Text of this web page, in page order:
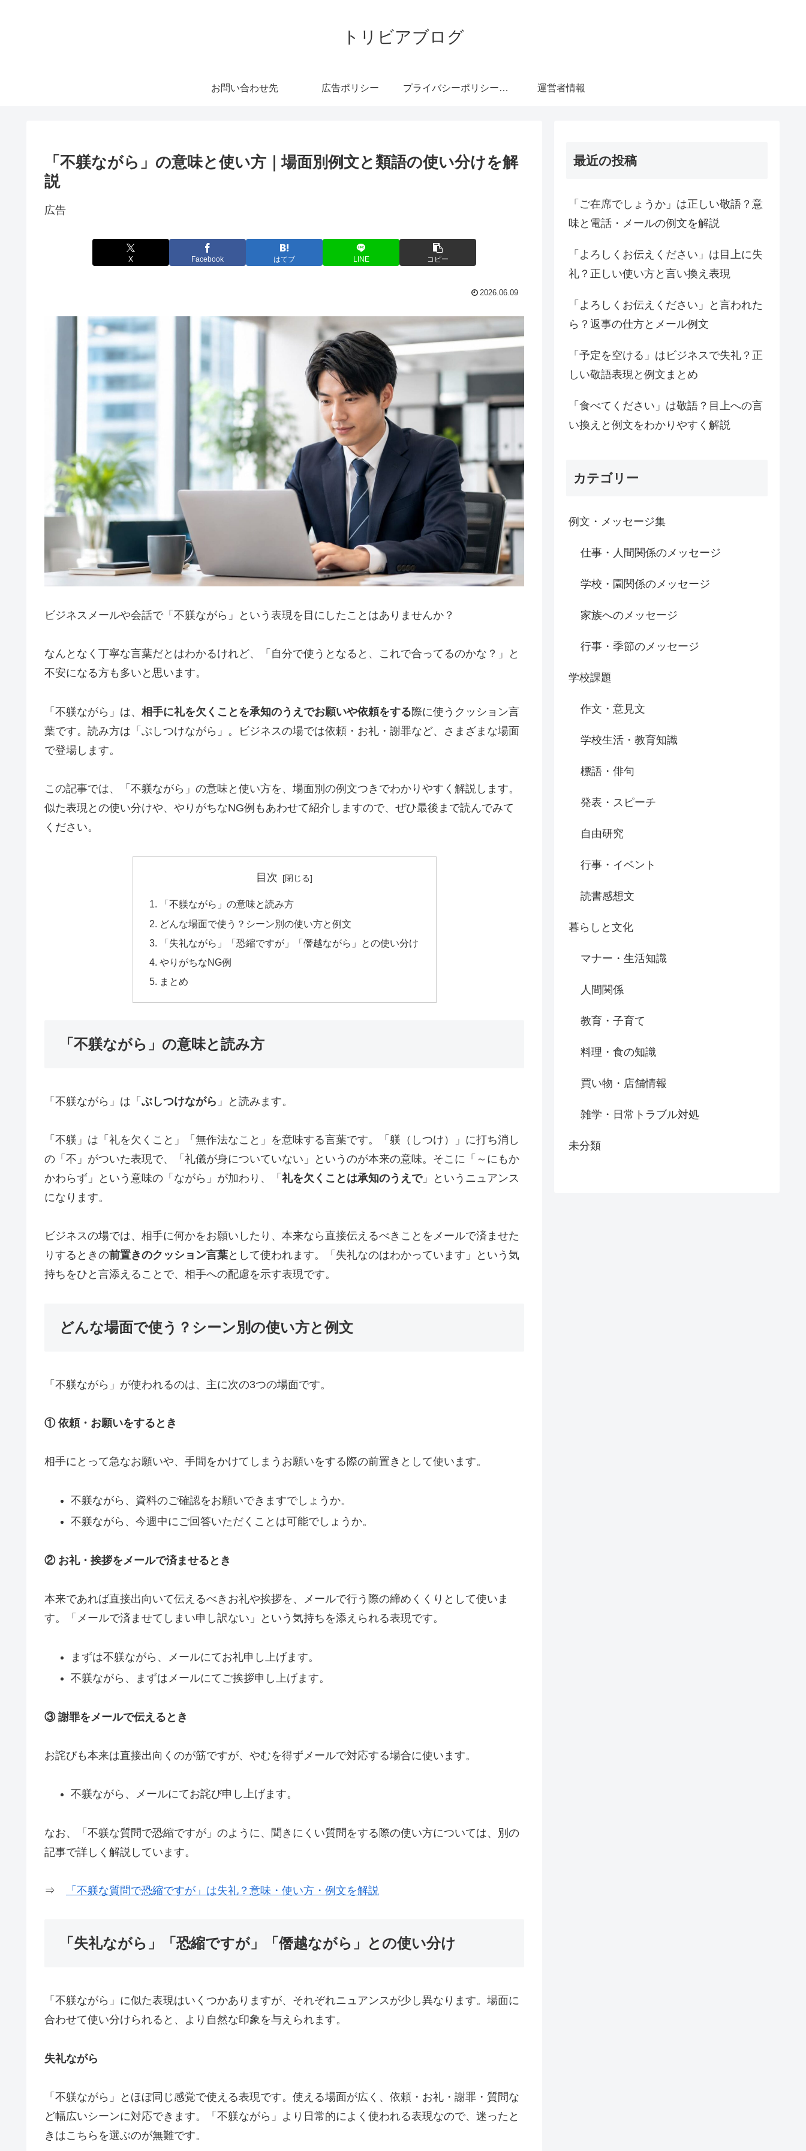
トリビアブログ
お問い合わせ先 広告ポリシー プライバシーポリシー・免責事項 運営者情報
「不躾ながら」の意味と使い方｜場面別例文と類語の使い分けを解
説
広告
X Facebook はてブ LINE コピー
2026.06.09
ビジネスメールや会話で「不躾ながら」という表現を目にしたことはありませんか？
なんとなく丁寧な言葉だとはわかるけれど、「自分で使うとなると、これで合ってるのかな？」と
不安になる方も多いと思います。
「不躾ながら」は、 相手に礼を欠くことを承知のうえでお願いや依頼をする際に使うクッション言
葉です。読み方は「ぶしつけながら」。ビジネスの場では依頼・お礼・謝罪など、さまざまな場面
で登場します。
この記事では、「不躾ながら」の意味と使い方を、場面別の例文つきでわかりやすく解説します。
似た表現との使い分けや、やりがちなNG例もあわせて紹介しますので、ぜひ最後まで読んでみて
ください。
目次
「不躾ながら」の意味と読み方
どんな場面で使う？シーン別の使い方と例文
「失礼ながら」「恐縮ですが」「僭越ながら」との使い分け
やりがちなNG例
まとめ
「不躾ながら」の意味と読み方
「不躾ながら」は「 ぶしつけながら 」と読みます。
「不躾」は「礼を欠くこと」「無作法なこと」を意味する言葉です。「躾（しつけ）」に打ち消し
の「不」がついた表現で、「礼儀が身についていない」というのが本来の意味。そこに「～にもか
かわらず」という意味の「ながら」が加わり、「 礼を欠くことは承知のうえで」というニュアンス
になります。
ビジネスの場では、相手に何かをお願いしたり、本来なら直接伝えるべきことをメールで済ませた
りするときの前置きのクッション言葉として使われます。「失礼なのはわかっています」という気
持ちをひと言添えることで、相手への配慮を示す表現です。
どんな場面で使う？シーン別の使い方と例文
「不躾ながら」が使われるのは、主に次の3つの場面です。
① 依頼・お願いをするとき
相手にとって急なお願いや、手間をかけてしまうお願いをする際の前置きとして使います。
不躾ながら、資料のご確認をお願いできますでしょうか。
不躾ながら、今週中にご回答いただくことは可能でしょうか。
② お礼・挨拶をメールで済ませるとき
本来であれば直接出向いて伝えるべきお礼や挨拶を、メールで行う際の締めくくりとして使いま
す。「メールで済ませてしまい申し訳ない」という気持ちを添えられる表現です。
まずは不躾ながら、メールにてお礼申し上げます。
不躾ながら、まずはメールにてご挨拶申し上げます。
③ 謝罪をメールで伝えるとき
お詫びも本来は直接出向くのが筋ですが、やむを得ずメールで対応する場合に使います。
不躾ながら、メールにてお詫び申し上げます。
なお、「不躾な質問で恐縮ですが」のように、聞きにくい質問をする際の使い方については、別の
記事で詳しく解説しています。
⇒ 「不躾な質問で恐縮ですが」は失礼？意味・使い方・例文を解説
「失礼ながら」「恐縮ですが」「僭越ながら」との使い分け
「不躾ながら」に似た表現はいくつかありますが、それぞれニュアンスが少し異なります。場面に
合わせて使い分けられると、より自然な印象を与えられます。
失礼ながら
「不躾ながら」とほぼ同じ感覚で使える表現です。使える場面が広く、依頼・お礼・謝罪・質問な
ど幅広いシーンに対応できます。「不躾ながら」より日常的によく使われる表現なので、迷ったと
きはこちらを選ぶのが無難です。
最近の投稿
「ご在席でしょうか」は正しい敬語？意
味と電話・メールの例文を解説
「よろしくお伝えください」は目上に失
礼？正しい使い方と言い換え表現
「よろしくお伝えください」と言われた
ら？返事の仕方とメール例文
「予定を空ける」はビジネスで失礼？正
しい敬語表現と例文まとめ
「食べてください」は敬語？目上への言
い換えと例文をわかりやすく解説
カテゴリー
例文・メッセージ集
仕事・人間関係のメッセージ
学校・園関係のメッセージ
家族へのメッセージ
行事・季節のメッセージ
学校課題
作文・意見文
学校生活・教育知識
標語・俳句
発表・スピーチ
自由研究
行事・イベント
読書感想文
暮らしと文化
マナー・生活知識
人間関係
教育・子育て
料理・食の知識
買い物・店舗情報
雑学・日常トラブル対処
未分類